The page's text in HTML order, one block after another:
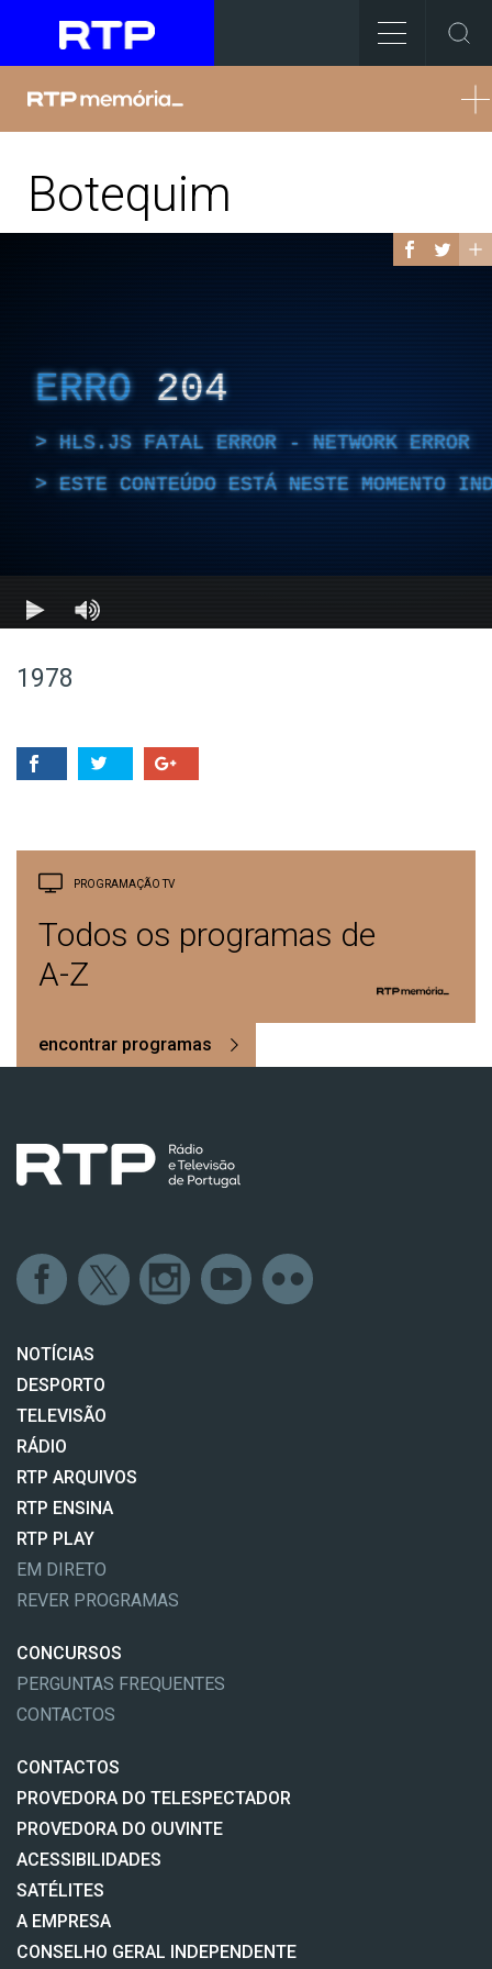
Botequim
1978
PROGRAMAÇÃO TV
Todos os programas de
A-Z
encontrar programas
NOTÍCIAS
DESPORTO
TELEVISÃO
RÁDIO
RTP ARQUIVOS
RTP ENSINA
RTP PLAY
EM DIRETO
REVER PROGRAMAS
CONCURSOS
PERGUNTAS FREQUENTES
CONTACTOS
CONTACTOS
PROVEDORA DO TELESPECTADOR
PROVEDORA DO OUVINTE
ACESSIBILIDADES
SATÉLITES
A EMPRESA
CONSELHO GERAL INDEPENDENTE